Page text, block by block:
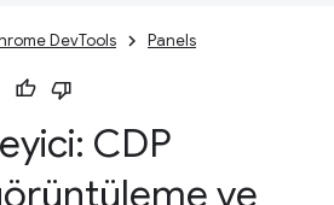
DevTools Panels
CDP
ve